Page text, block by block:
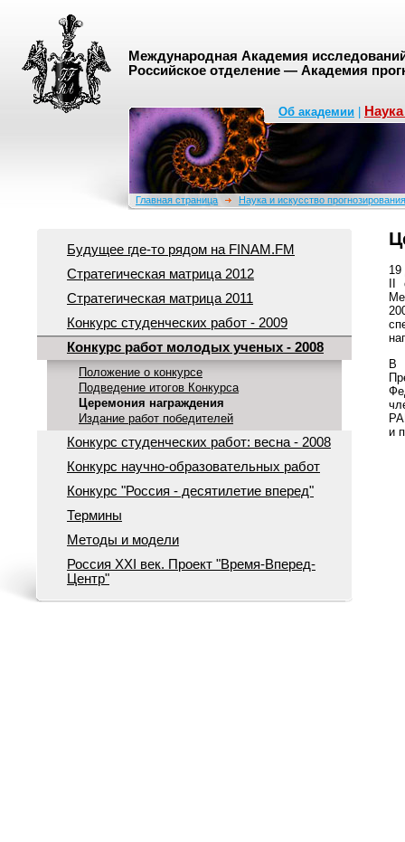
Международная Академия
Российское отделение — Академия
Об академии
Главная страница Наука и искусство прогнозирования
Будущее где-то рядом на FINAM.FM
Стратегическая матрица 2012
Стратегическая матрица 2011
Конкурс студенческих работ - 2009
Конкурс работ молодых ученых - 2008
Положение о конкурсе
Подведение итогов Конкурса
Церемония награждения
Издание работ победителей
Конкурс студенческих работ: весна - 2008
Конкурс научно-образовательных работ
Конкурс "Россия - десятилетие вперед"
Термины
Методы и модели
Россия ХХI век. Проект "Время-Вперед-
Центр"
19
II
В
и